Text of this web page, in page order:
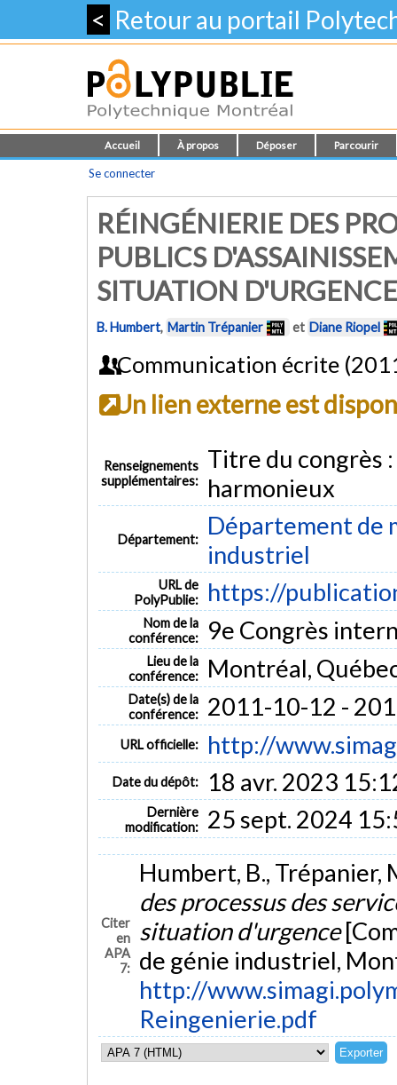
< Retour au portail
Accueil À propos Déposer Parcourir
Se connecter
RÉINGÉNIERIE DES
PUBLICS
SITUATION D'URGENCE
B. Humbert, Martin Trépanier et Diane Riopel
Communication écrite
Un lien externe est
Renseignements
supplémentaires:
Titre du congrès
harmonieux
Département:
Département de
industriel
URL de
PolyPublie:
https://
Nom de la
conférence:
9e Congrès
Lieu de la
conférence:
Montréal,
Date(s) de la
conférence:
2011-10-12 -
URL officielle: http://
Date du dépôt: 18 avr. 2023
Dernière
modification:
25 sept. 2024
Citer
en
APA
7:
Humbert, B., Trépanier,
des processus des
situation d'urgence
de génie industriel,
http://
Reingenierie.pdf